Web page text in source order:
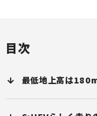
目次
最低地上高は